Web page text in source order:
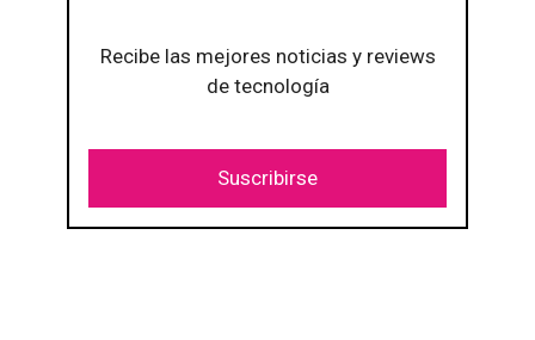
Recibe las mejores noticias y reviews
de tecnología
Suscribirse